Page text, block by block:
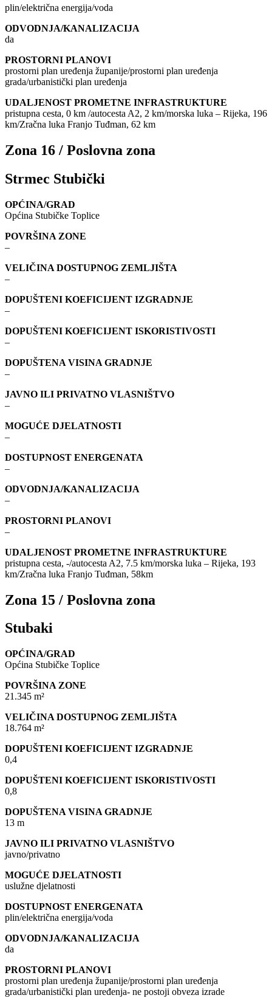
plin/električna energija/voda
ODVODNJA/KANALIZACIJA
da
PROSTORNI PLANOVI
prostorni plan uređenja županije/prostorni plan uređenja
grada/urbanistički plan uređenja
UDALJENOST PROMETNE INFRASTRUKTURE
pristupna cesta, 0 km /autocesta A2, 2 km/morska luka – Rijeka, 196
km/Zračna luka Franjo Tuđman, 62 km
Zona 16 / Poslovna zona
Strmec Stubički
OPĆINA/GRAD
Općina Stubičke Toplice
POVRŠINA ZONE
–
VELIČINA DOSTUPNOG ZEMLJIŠTA
–
DOPUŠTENI KOEFICIJENT IZGRADNJE
–
DOPUŠTENI KOEFICIJENT ISKORISTIVOSTI
–
DOPUŠTENA VISINA GRADNJE
–
JAVNO ILI PRIVATNO VLASNIŠTVO
–
MOGUĆE DJELATNOSTI
–
DOSTUPNOST ENERGENATA
–
ODVODNJA/KANALIZACIJA
–
PROSTORNI PLANOVI
–
UDALJENOST PROMETNE INFRASTRUKTURE
pristupna cesta, -/autocesta A2, 7.5 km/morska luka – Rijeka, 193
km/Zračna luka Franjo Tuđman, 58km
Zona 15 / Poslovna zona
Stubaki
OPĆINA/GRAD
Općina Stubičke Toplice
POVRŠINA ZONE
21.345 m²
VELIČINA DOSTUPNOG ZEMLJIŠTA
18.764 m²
DOPUŠTENI KOEFICIJENT IZGRADNJE
0,4
DOPUŠTENI KOEFICIJENT ISKORISTIVOSTI
0,8
DOPUŠTENA VISINA GRADNJE
13 m
JAVNO ILI PRIVATNO VLASNIŠTVO
javno/privatno
MOGUĆE DJELATNOSTI
uslužne djelatnosti
DOSTUPNOST ENERGENATA
plin/električna energija/voda
ODVODNJA/KANALIZACIJA
da
PROSTORNI PLANOVI
prostorni plan uređenja županije/prostorni plan uređenja
grada/urbanistički plan uređenja- ne postoji obveza izrade